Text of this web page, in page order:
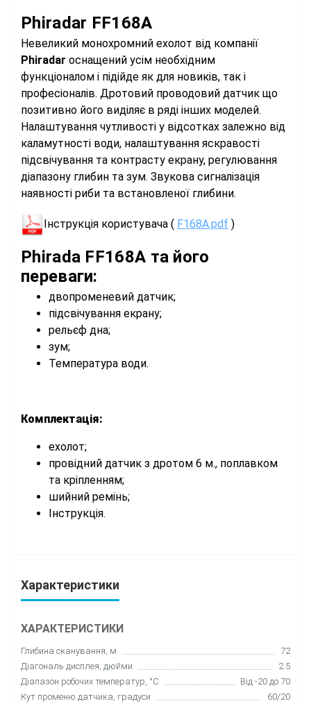
Phiradar FF168A
Невеликий монохромний ехолот від компанії
Phiradar оснащений усім необхідним
функціоналом і підійде як для новиків, так і
професіоналів. Дротовий проводовий датчик що
позитивно його виділяє в ряді інших моделей.
Налаштування чутливості у відсотках залежно від
каламутності води, налаштування яскравості
підсвічування та контрасту екрану, регулювання
діапазону глибин та зум. Звукова сигналізація
наявності риби та встановленої глибини.
Інструкція користувача ( F168A.pdf )
Phirada FF168A та його
переваги:
двопроменевий датчик;
підсвічування екрану;
рельєф дна;
зум;
Температура води.
Комплектація:
ехолот;
провідний датчик з дротом 6 м., поплавком
та кріпленням;
шийний ремінь;
Інструкція.
Характеристики
ХАРАКТЕРИСТИКИ
Глибина сканування, м
72
Діагональ дисплея, дюйми
2.5
Діапазон робочих температур, °C
Від -20 до 70
Кут променю датчика, градуси
60/20